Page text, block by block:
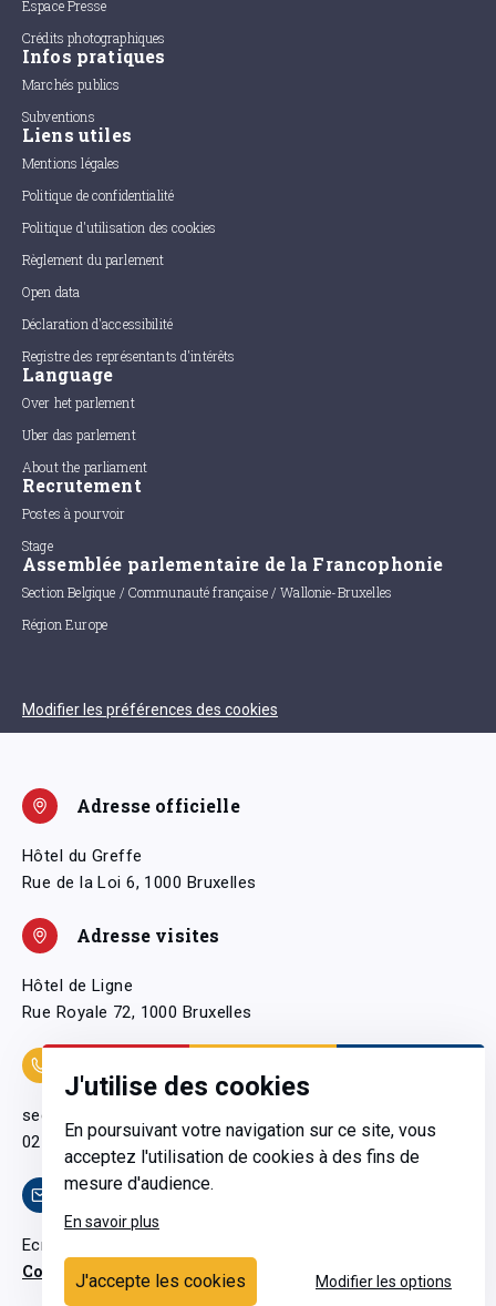
J'utilise des cookies
En poursuivant votre navigation sur ce site, vous
acceptez l'utilisation de cookies à des fins de
mesure d'audience.
En savoir plus
J'accepte les cookies Modifier les options
Espace Presse
Crédits photographiques
Infos pratiques
Marchés publics
Subventions
Liens utiles
Mentions légales
Politique de confidentialité
Politique d'utilisation des cookies
Règlement du parlement
Open data
Déclaration d'accessibilité
Registre des représentants d'intérêts
Language
Over het parlement
Uber das parlement
About the parliament
Recrutement
Postes à pourvoir
Stage
Assemblée parlementaire de la Francophonie
Section Belgique / Communauté française / Wallonie-Bruxelles
Région Europe
Modifier les préférences des cookies
Adresse officielle
Hôtel du Greffe
Rue de la Loi 6, 1000 Bruxelles
Adresse visites
Hôtel de Ligne
Rue Royale 72, 1000 Bruxelles
secretariatgeneral@pfwb.be
02 506 38 11
Contact
Ecrivez-nous
Contactez-nous